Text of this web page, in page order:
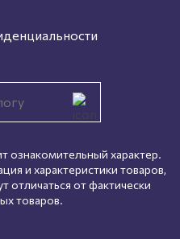
ознакомительный характер.
и характеристики товаров,
отличаться от фактически
товаров.